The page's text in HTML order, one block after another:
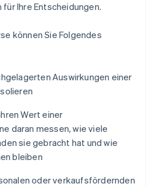
Ihre Entscheidungen.
können Sie Folgendes
Auswirkungen einer
Wert einer
daran messen, wie viele
sie gebracht hat und wie
bleiben
oder verkaufsfördernden